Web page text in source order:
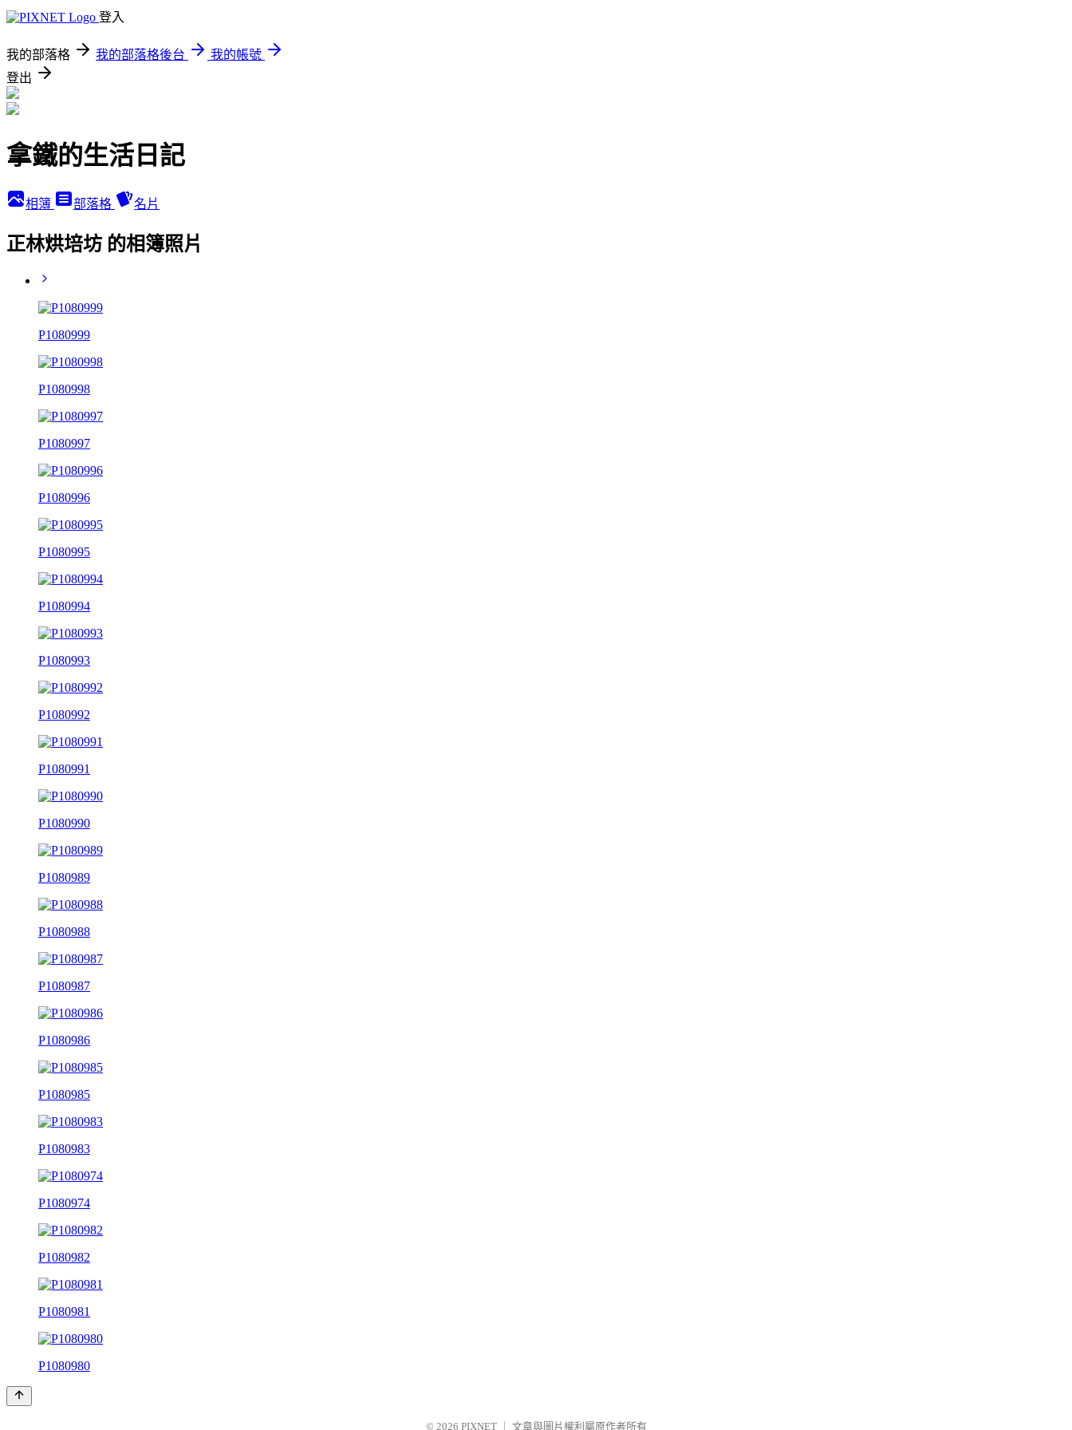
登入
我的部落格 我的部落格後台
我的帳號
登出
拿鐵的生活日記
相簿 部落格 名片
正林烘培坊 的相簿照片
P1080999
P1080998
P1080997
P1080996
P1080995
P1080994
P1080993
P1080992
P1080991
P1080990
P1080989
P1080988
P1080987
P1080986
P1080985
P1080983
P1080974
P1080982
P1080981
P1080980
© 2026 PIXNET 文章與圖片權利屬原作者所有